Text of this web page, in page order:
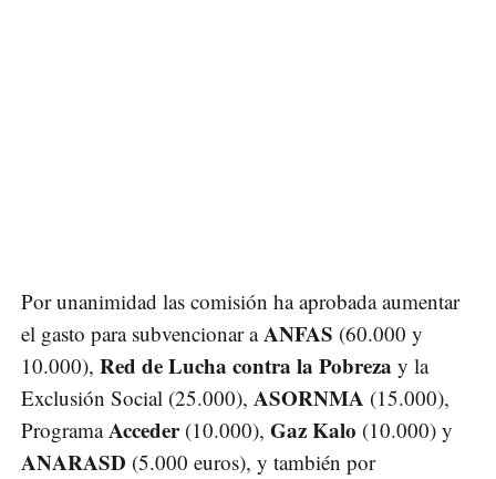
Por unanimidad las comisión ha aprobada aumentar
el gasto para subvencionar aANFAS (60.000 y
10.000), Red de Lucha contra la Pobreza y la
Exclusión Social (25.000), ASORNMA (15.000),
ProgramaAcceder (10.000), Gaz Kalo (10.000) y
ANARASD (5.000 euros), y también por